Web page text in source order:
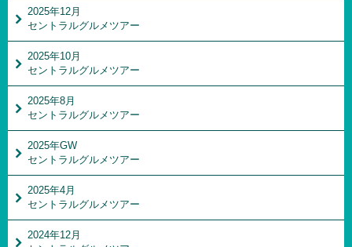
2025年12月
セントラルグルメツアー
2025年10月
セントラルグルメツアー
2025年8月
セントラルグルメツアー
2025年GW
セントラルグルメツアー
2025年4月
セントラルグルメツアー
2024年12月